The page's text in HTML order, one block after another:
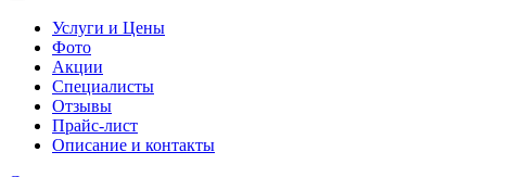
Услуги и Цены
Фото
Акции
Специалисты
Отзывы
Прайс-лист
Описание и контакты